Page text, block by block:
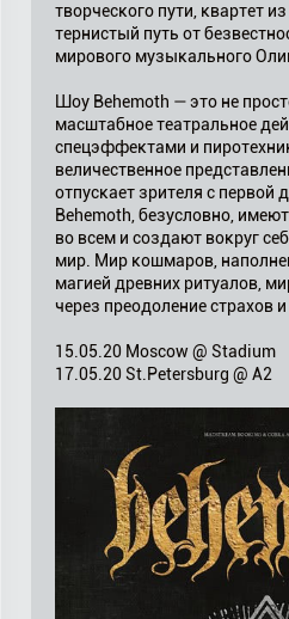
творческого пути, квартет
тернистый путь от
мирового музыкального
Шоу Behemoth — это не
масштабное театральное
спецэффектами и
величественное
отпускает зрителя с первой
Behemoth, безусловно,
во всем и создают вокруг
мир. Мир кошмаров,
магией древних ритуалов,
через преодоление страхов
15.05.20 Moscow @ Stadium
17.05.20 St.Petersburg @ A2